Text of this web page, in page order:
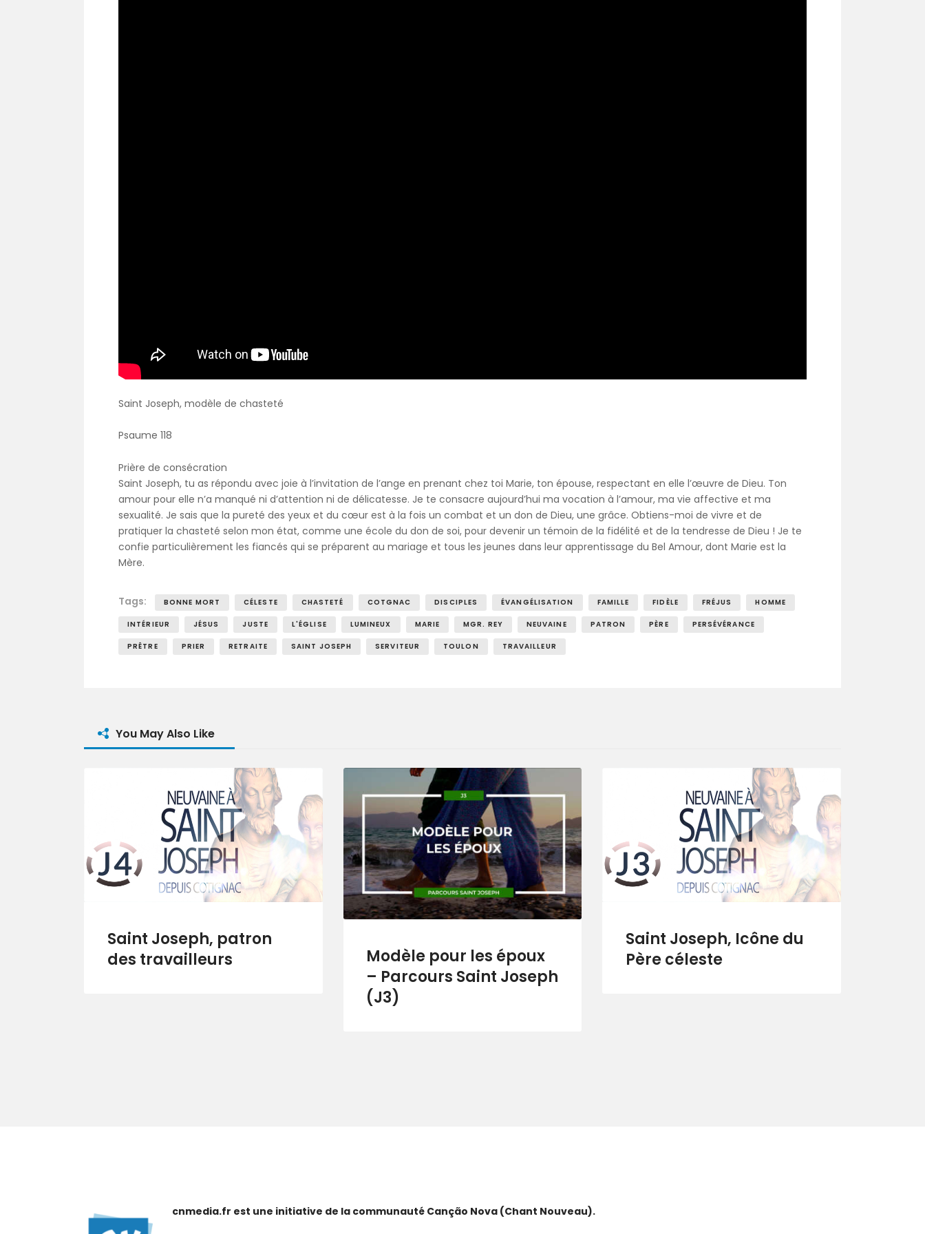
Saint Joseph, modèle de chasteté
Psaume 118
Prière de consécration
Saint Joseph, tu as répondu avec joie à l’invitation de l’ange en prenant chez toi Marie, ton épouse, respectant en elle l’œuvre de Dieu. Ton
amour pour elle n’a manqué ni d’attention ni de délicatesse. Je te consacre aujourd’hui ma vocation à l’amour, ma vie affective et ma
sexualité. Je sais que la pureté des yeux et du cœur est à la fois un combat et un don de Dieu, une grâce. Obtiens-moi de vivre et de
pratiquer la chasteté selon mon état, comme une école du don de soi, pour devenir un témoin de la fidélité et de la tendresse de Dieu ! Je te
confie particulièrement les fiancés qui se préparent au mariage et tous les jeunes dans leur apprentissage du Bel Amour, dont Marie est la
Mère.
Tags: BONNE MORT CÉLESTE CHASTETÉ COTGNAC DISCIPLES ÉVANGÉLISATION FAMILLE FIDÈLE FRÉJUS HOMME
INTÉRIEUR JÉSUS JUSTE L'ÉGLISE LUMINEUX MARIE MGR. REY NEUVAINE PATRON PÈRE PERSÉVÉRANCE
PRÊTRE PRIER RETRAITE SAINT JOSEPH SERVITEUR TOULON TRAVAILLEUR
You May Also Like
Saint Joseph, patron
des travailleurs
Modèle pour les époux
– Parcours Saint Joseph
(J3)
Saint Joseph, Icône du
Père céleste
cnmedia.fr est une initiative de la communauté Canção Nova (Chant Nouveau).